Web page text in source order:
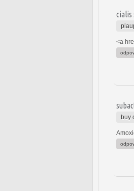
cialis
<a
buy